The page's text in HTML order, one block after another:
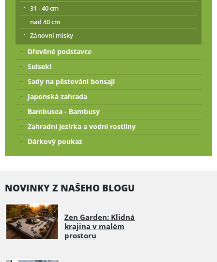
31 - 40 cm
nad 40 cm
Zánovní misky
Dřevěné podstavce
Suiseki
Sady na pěstování bonsají
Japonská zahrada
Bambusea - Bambusy
Zahradní jezírka a vodní rostliny
Dárkový poukaz
NOVINKY Z NAŠEHO BLOGU
Zen Garden: Klidná
krajina v malém
prostoru